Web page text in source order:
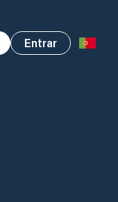
Entrar